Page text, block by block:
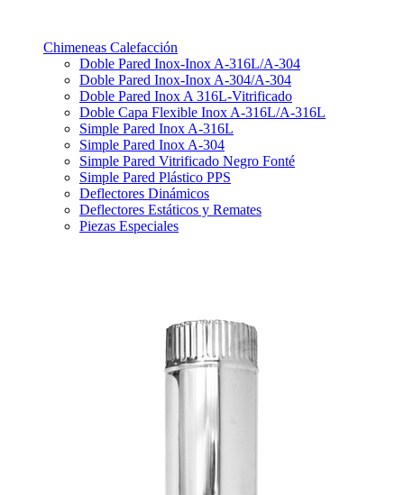
Chimeneas Calefacción
Doble Pared Inox-Inox A-316L/A-304
Doble Pared Inox-Inox A-304/A-304
Doble Pared Inox A 316L-Vitrificado
Doble Capa Flexible Inox A-316L/A-316L
Simple Pared Inox A-316L
Simple Pared Inox A-304
Simple Pared Vitrificado Negro Fonté
Simple Pared Plástico PPS
Deflectores Dinámicos
Deflectores Estáticos y Remates
Piezas Especiales